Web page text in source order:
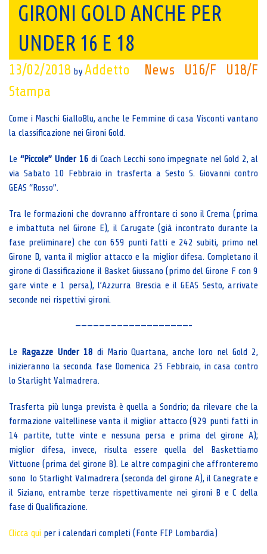
GIRONI GOLD ANCHE PER
UNDER 16 E 18
News U16/F U18/F
13/02/2018 by Addetto
Stampa
Come i Maschi GialloBlu, anche le Femmine di casa Visconti vantano
la classificazione nei Gironi Gold.
Le “Piccole” Under 16 di Coach Lecchi sono impegnate nel Gold 2, al
via Sabato 10 Febbraio in trasferta a Sesto S. Giovanni contro
GEAS “Rosso”.
Tra le formazioni che dovranno affrontare ci sono il Crema (prima
e imbattuta nel Girone E), il Carugate (già incontrato durante la
fase preliminare) che con 659 punti fatti e 242 subiti, primo nel
Girone D, vanta il miglior attacco e la miglior difesa. Completano il
girone di Classificazione il Basket Giussano (primo del Girone F con 9
gare vinte e 1 persa), l’Azzurra Brescia e il GEAS Sesto, arrivate
seconde nei rispettivi gironi.
———————————————————-
Le Ragazze Under 18 di Mario Quartana, anche loro nel Gold 2,
inizieranno la seconda fase Domenica 25 Febbraio, in casa contro
lo Starlight Valmadrera.
Trasferta più lunga prevista è quella a Sondrio; da rilevare che la
formazione valtellinese vanta il miglior attacco (929 punti fatti in
14 partite, tutte vinte e nessuna persa e prima del girone A);
miglior difesa, invece, risulta essere quella del Baskettiamo
Vittuone (prima del girone B). Le altre compagini che affronteremo
sono lo Starlight Valmadrera (seconda del girone A), il Canegrate e
il Siziano, entrambe terze rispettivamente nei gironi B e C della
fase di Qualificazione.
Clicca qui per i calendari completi (Fonte FIP Lombardia)